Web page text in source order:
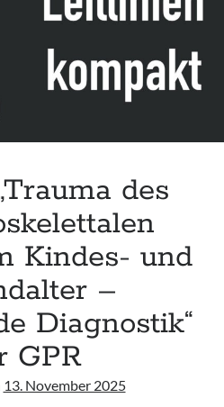
und Jugendlichen – Bildgebende
Jugendalter – Bildgebende
und Jugendlichen – Bildgebende
des
Kindes- und
–
Diagnostik“
GPR
13. November 2025